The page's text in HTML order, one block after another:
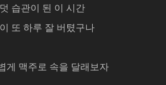
습관이 된 이 시간
또 하루 잘 버텼구나
게 맥주로 속을 달래보자